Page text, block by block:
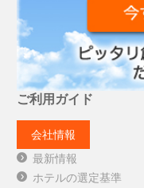
ご利用ガイド
会社情報
最新情報
ホテルの選定基準